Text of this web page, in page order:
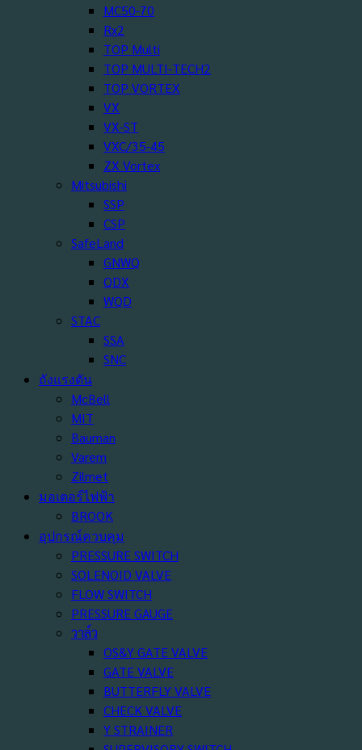
MC50-70
Rx2
TOP Multi
TOP MULTI-TECH2
TOP VORTEX
VX
VX-ST
VXC/35-45
ZX Vortex
Mitsubishi
SSP
CSP
SafeLand
GNWQ
QDX
WQD
STAC
SSA
SNC
ถังแรงดัน
McBell
MIT
Bauman
Varem
Zilmet
มอเตอร์ไฟฟ้า
BROOK
อุปกรณ์ควบคุม
PRESSURE SWITCH
SOLENOID VALVE
FLOW SWITCH
PRESSURE GAUGE
วาล์ว
OS&Y GATE VALVE
GATE VALVE
BUTTERFLY VALVE
CHECK VALVE
Y STRAINER